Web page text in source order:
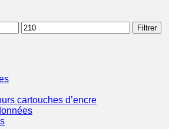
Prix
max
Filtrer
cartouches d’encre